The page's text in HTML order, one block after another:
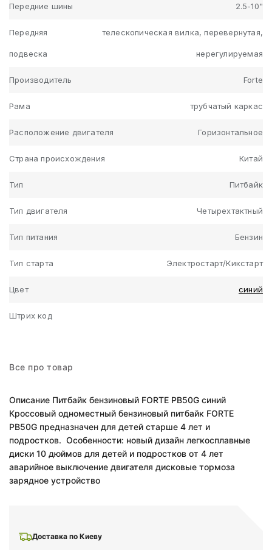
Передние шины 2.5-10"
Передняя
подвеска
телескопическая вилка, перевернутая,
нерегулируемая
Производитель Forte
Рама трубчатый каркас
Расположение двигателя Горизонтальное
Страна происхождения Китай
Тип Питбайк
Тип двигателя Четырехтактный
Тип питания Бензин
Тип старта Электростарт/Кикстарт
Цвет синий
Штрих код
Доставка по Киеву
Все про товар
Описание Питбайк бензиновый FORTE PB50G синий
Кроссовый одноместный бензиновый питбайк FORTE
PB50G предназначен для детей старше 4 лет и
подростков. Особенности: новый дизайн легкосплавные
диски 10 дюймов для детей и подростков от 4 лет
аварийное выключение двигателя дисковые тормоза
зарядное устройство